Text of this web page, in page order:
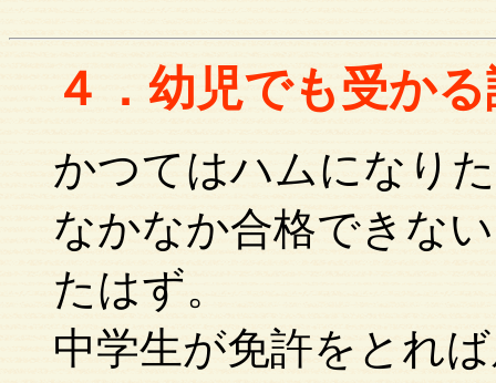
４．幼児でも受か
かつてはハムになり
なかなか合格できな
たはず。
中学生が免許をとれ